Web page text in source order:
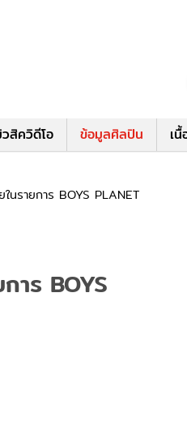
สิควิดีโอ ข้อมูลศิลปิน เ
นรายการ BOYS PLANET
าร BOYS